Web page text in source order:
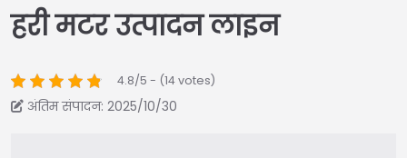
हरी मटर उत्पादन लाइन
4.8/5 - (14 votes)
अंतिम संपादन: 2025/10/30